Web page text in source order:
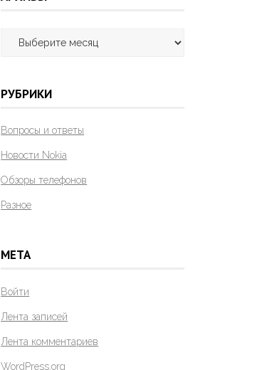
РУБРИКИ
Вопросы и ответы
Новости Nokia
Обзоры телефонов
Разное
МЕТА
Войти
Лента записей
Лента комментариев
WordPress.org